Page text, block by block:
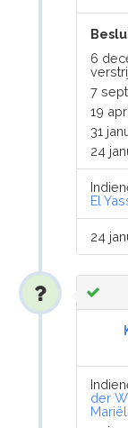
6
7
19
31
24
El
24
der